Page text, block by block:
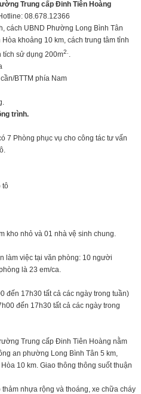
Trung cấp Đinh Tiên Hoàng
08.678.12366
cách UBND Phường Long Bình Tân
khoảng 10 km, cách trung tâm tỉnh
tích sử dụng 200m2. .
BTTM phía Nam
trình.
7 Phòng phục vụ cho công tác tư vấn
tô
kho nhỏ và 01 nhà vệ sinh chung.
làm việc tại văn phòng: 10 người
là 23 em/ca.
đến 17h30 tất cả các ngày trong tuần)
đến 17h30 tất cả các ngày trong
Trung cấp Đinh Tiên Hoàng nằm
an phường Long Bình Tân 5 km,
10 km. Giao thông thông suốt thuận
nhựa rộng và thoáng, xe chữa cháy